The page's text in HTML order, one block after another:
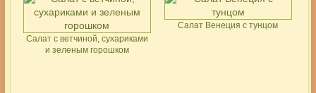
Салат с ветчиной, сухариками
и зеленым горошком
Салат Венеция с тунцом